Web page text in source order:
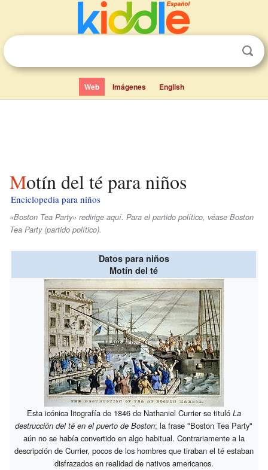
Web Imágenes English
Motín del té para niños
Enciclopedia para niños
«Boston Tea Party» redirige aquí. Para el partido político, véase Boston
Tea Party (partido político).
Datos para niños
Motín del té
Esta icónica litografía de 1846 de Nathaniel Currier se tituló La
destrucción del té en el puerto de Boston; la frase "Boston Tea Party"
aún no se había convertido en algo habitual. Contrariamente a la
descripción de Currier, pocos de los hombres que tiraban el té estaban
disfrazados en realidad de nativos americanos.